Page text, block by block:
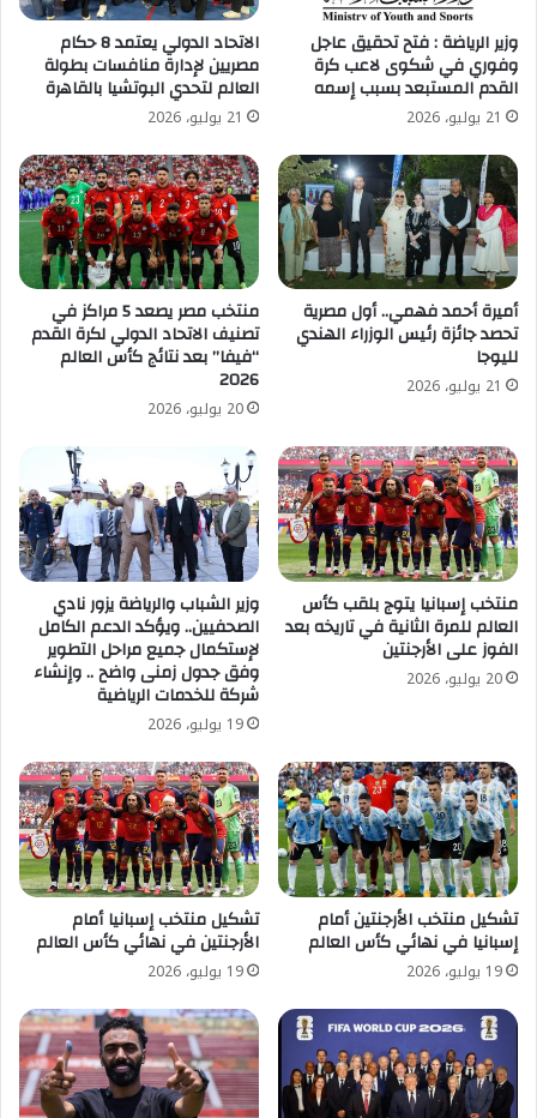
على
توجيهات
فخامة
الرئيس
السيسي
بتقديم
كل
الدعم
للأشقاء
في
جنوب
السودان
وزير الرياضة : فتح تحقيق عاجل
وفوري في شكوى لاعب كرة
القدم المستبعد بسبب إسمه
21 يوليو، 2026
الاتحاد الدولي يعتمد 8 حكام
مصريين لإدارة منافسات بطولة
العالم لتحدي البوتشيا بالقاهرة
21 يوليو، 2026
أميرة أحمد فهمي.. أول مصرية
تحصد جائزة رئيس الوزراء الهندي
لليوجا
21 يوليو، 2026
منتخب مصر يصعد 5 مراكز في
تصنيف الاتحاد الدولي لكرة القدم
“فيفا” بعد نتائج كأس العالم
2026
20 يوليو، 2026
منتخب إسبانيا يتوج بلقب كأس
العالم للمرة الثانية في تاريخه بعد
الفوز على الأرجنتين
20 يوليو، 2026
وزير الشباب والرياضة يزور نادي
الصحفيين.. ويؤكد الدعم الكامل
لإستكمال جميع مراحل التطوير
وفق جدول زمنى واضح .. وإنشاء
شركة للخدمات الرياضية
19 يوليو، 2026
تشكيل منتخب الأرجنتين أمام
إسبانيا في نهائي كأس العالم
19 يوليو، 2026
تشكيل منتخب إسبانيا أمام
الأرجنتين في نهائي كأس العالم
19 يوليو، 2026